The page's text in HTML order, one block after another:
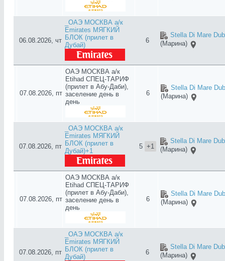
06.08.2026, чт
_ОАЭ МОСКВА а/к
Emirates МЯГКИЙ
БЛОК (прилет в
Дубай)
6
Stella Di Mare
(Марина)
07.08.2026, пт
ОАЭ МОСКВА а/к
Etihad СПЕЦ-ТАРИФ
(прилет в Абу-Даби),
заселение день в
день
6
Stella Di Mare
(Марина)
07.08.2026, пт
_ОАЭ МОСКВА а/к
Emirates МЯГКИЙ
БЛОК (прилет в
Дубай)+1
5 +1
Stella Di Mare
(Марина)
07.08.2026, пт
ОАЭ МОСКВА а/к
Etihad СПЕЦ-ТАРИФ
(прилет в Абу-Даби),
заселение день в
день
6
Stella Di Mare
(Марина)
07.08.2026, пт
_ОАЭ МОСКВА а/к
Emirates МЯГКИЙ
БЛОК (прилет в
Дубай)
6
Stella Di Mare
(Марина)